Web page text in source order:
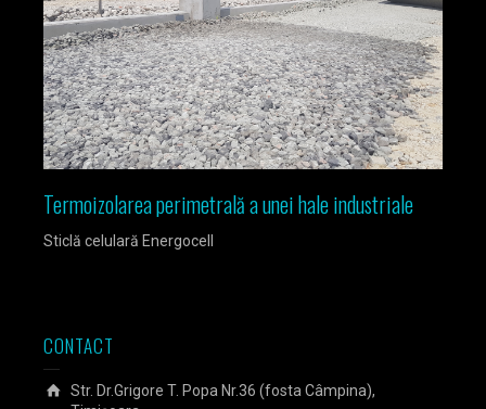
Termoizolarea perimetrală a unei hale industriale
Sticlă celulară Energocell
CONTACT
Str. Dr.Grigore T. Popa Nr.36 (fosta Câmpina),